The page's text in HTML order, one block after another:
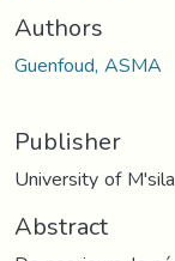
Authors
Guenfoud, ASMA
Publisher
University of M'sila
Abstract